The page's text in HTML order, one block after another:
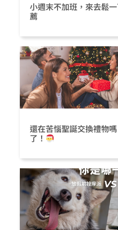
小週末不加班，來去鬆
薦
還在苦惱聖誕交換禮物
了！